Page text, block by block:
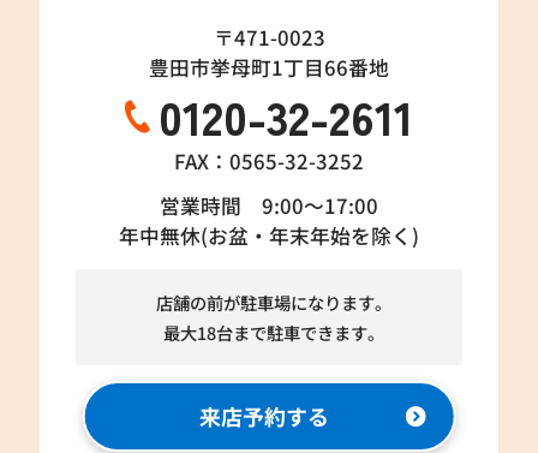
〒471-0023
豊田市挙母町1丁目66番地
0120-32-2611
FAX：0565-32-3252
営業時間 9:00～17:00
年中無休(お盆・年末年始を除く)
店舗の前が駐車場になります。
最大18台まで駐車できます。
来店予約する